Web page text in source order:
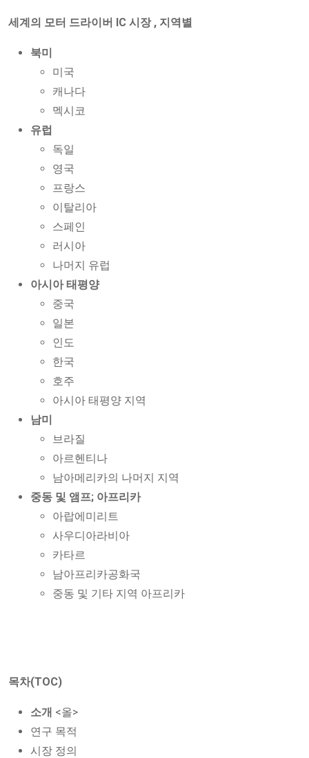
세계의 모터 드라이버 IC 시장 , 지역별
북미
미국
캐나다
멕시코
유럽
독일
영국
프랑스
이탈리아
스페인
러시아
나머지 유럽
아시아 태평양
중국
일본
인도
한국
호주
아시아 태평양 지역
남미
브라질
아르헨티나
남아메리카의 나머지 지역
중동 및 앰프; 아프리카
아랍에미리트
사우디아라비아
카타르
남아프리카공화국
중동 및 기타 지역 아프리카
목차(TOC)
소개 <올>
연구 목적
시장 정의